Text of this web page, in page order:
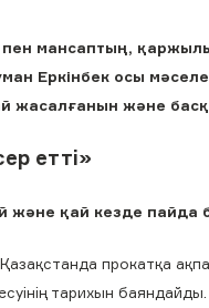
пен мансаптың,
Еркінбек осы
жасалғанын және
етті»
және қай кезде
прокатқа
тарихын баяндайды.